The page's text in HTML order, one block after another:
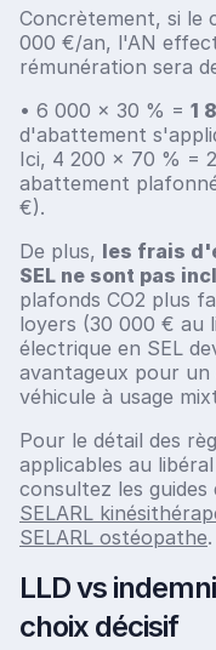
Concrètement, si le
000 €/an, l'AN
rémunération sera
• 6 000 × 30 % = 1
d'abattement
Ici, 4 200 × 70 % =
abattement
€).
De plus, les frais
SEL ne sont pas
plafonds CO2 plus
loyers (30 000 € au
électrique en SEL
avantageux pour un
véhicule à usage
Pour le détail des
applicables au
consultez les guides
SELARL
SELARL ostéopathe.
LLD vs
choix décisif